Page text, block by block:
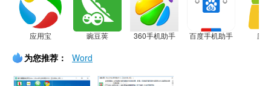
应用宝 豌豆荚 360手机助手 百度手机助手 应
为您推荐： Word